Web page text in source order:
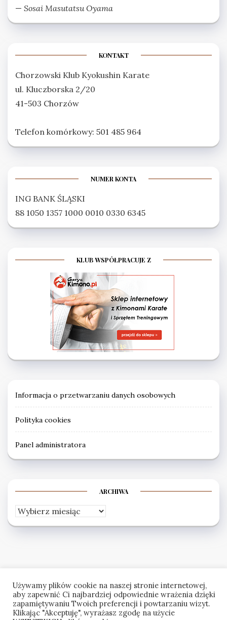
— Sosai Masutatsu Oyama
KONTAKT
Chorzowski Klub Kyokushin Karate
ul. Kluczborska 2/20
41-503 Chorzów
Telefon komórkowy: 501 485 964
NUMER KONTA
ING BANK ŚLĄSKI
88 1050 1357 1000 0010 0330 6345
KLUB WSPÓŁPRACUJE Z
Informacja o przetwarzaniu danych osobowych
Polityka cookies
Panel administratora
ARCHIWA
Archiwa
Używamy plików cookie na naszej stronie internetowej,
aby zapewnić Ci najbardziej odpowiednie wrażenia dzięki
zapamiętywaniu Twoich preferencji i powtarzaniu wizyt.
Klikając "Akceptuję", wyrażasz zgodę na użycie